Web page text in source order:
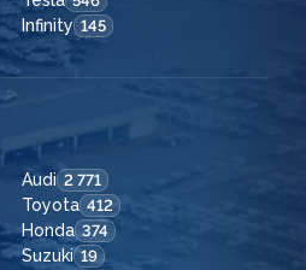
Infinity 145
Audi 2 771
Toyota 412
Honda 374
Suzuki 19